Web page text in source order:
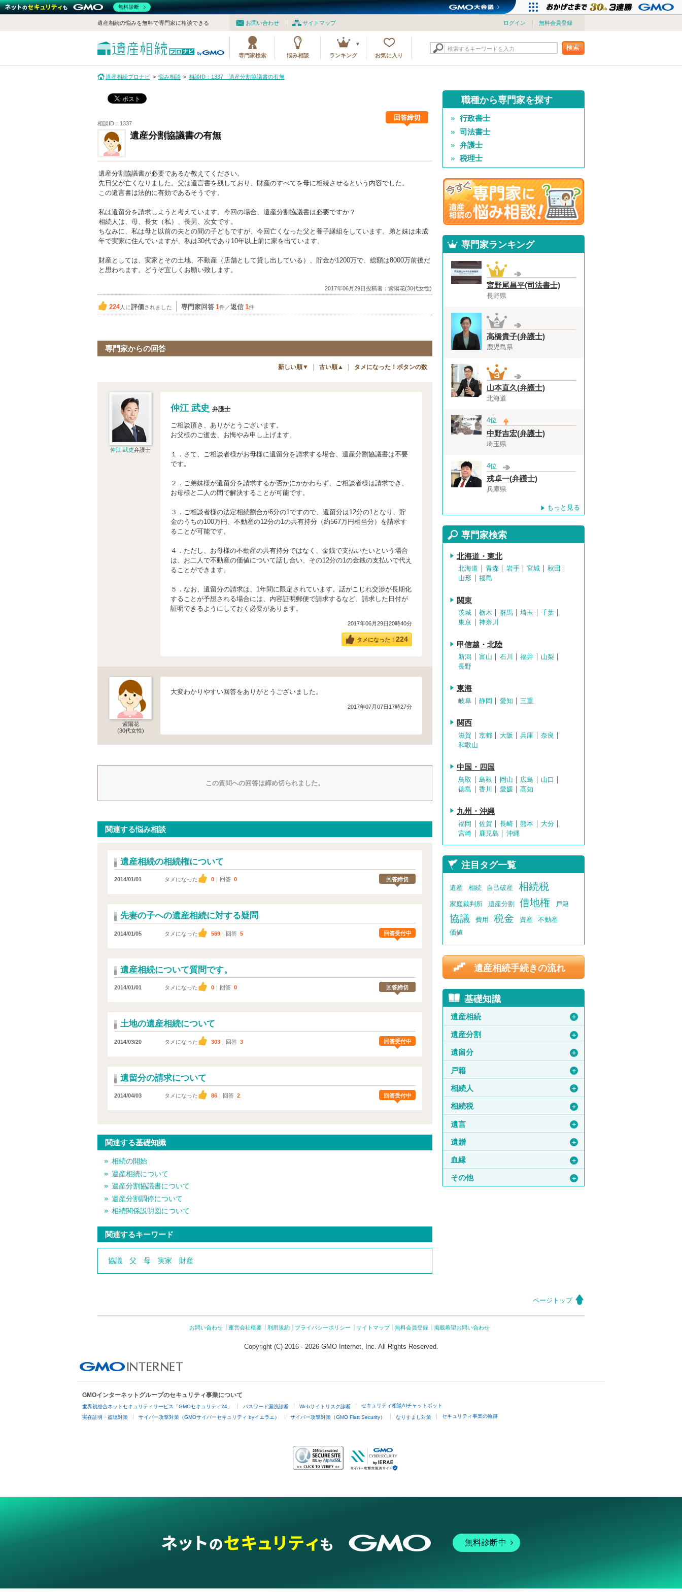
お問い合わせ サイトマップ ログイン 無料会員登録
遺産相続の悩みを無料で専門家に相談できる
専門家検索 悩み相談 ランキング お気に入り
検索するキーワードを入力 検索
遺産相続プロナビ 悩み相談 相談ID：1337 遺産分割協議書の有無
相談ID：1337
回答締切
遺産分割協議書の有無
遺産分割協議書が必要であるか教えてください。
先日父が亡くなりました。父は遺言書を残しており、財産のすべてを母に相続させるという内容でした。
この遺言書は法的に有効であるそうです。
私は遺留分を請求しようと考えています。今回の場合、遺産分割協議書は必要ですか？
相続人は、母、長女（私）、長男、次女です。
ちなみに、私は母と以前の夫との間の子どもですが、今回亡くなった父と養子縁組をしています。弟と妹は未成
年で実家に住んでいますが、私は30代であり10年以上前に家を出ています。
財産としては、実家とその土地、不動産（店舗として貸し出している）、貯金が1200万で、総額は8000万前後だ
と思われます。どうぞ宜しくお願い致します。
2017年06月29日投稿者：紫陽花(30代女性)
224人に評価されました 専門家回答 1件／返信 1件
専門家からの回答
新しい順▼ ｜ 古い順▲ ｜ タメになった！ボタンの数
仲江 武史弁護士
仲江 武史 弁護士
ご相談頂き、ありがとうございます。
お父様のご逝去、お悔やみ申し上げます。
１．さて、ご相談者様がお母様に遺留分を請求する場合、遺産分割協議書は不要
です。
２．ご弟妹様が遺留分を請求するか否かにかかわらず、ご相談者様は請求でき、
お母様と二人の間で解決することが可能です。
３．ご相談者様の法定相続割合が6分の1ですので、遺留分は12分の1となり、貯
金のうちの100万円、不動産の12分の1の共有持分（約567万円相当分）を請求す
ることが可能です。
４．ただし、お母様の不動産の共有持分ではなく、金銭で支払いたいという場合
は、お二人で不動産の価値について話し合い、その12分の1の金銭の支払いで代え
ることができます。
５．なお、遺留分の請求は、1年間に限定されています。話がこじれ交渉が長期化
することが予想される場合には、内容証明郵便で請求するなど、請求した日付が
証明できるようにしておく必要があります。
2017年06月29日20時40分
タメになった！224
紫陽花
(30代女性)
大変わかりやすい回答をありがとうございました。
2017年07月07日17時27分
この質問への回答は締め切られました。
関連する悩み相談
遺産相続の相続権について
2014/01/01 タメになった 0 ｜回答 0 回答締切
先妻の子への遺産相続に対する疑問
2014/01/05 タメになった 569 ｜回答 5 回答受付中
遺産相続について質問です。
2014/01/01 タメになった 0 ｜回答 0 回答締切
土地の遺産相続について
2014/03/20 タメになった 303 ｜回答 3 回答受付中
遺留分の請求について
2014/04/03 タメになった 86 ｜回答 2 回答受付中
関連する基礎知識
相続の開始
遺産相続について
遺産分割協議書について
遺産分割調停について
相続関係説明図について
関連するキーワード
協議 父 母 実家 財産
職種から専門家を探す
行政書士
司法書士
弁護士
税理士
専門家ランキング
宮野尾昌平(司法書士)
長野県
高橋貴子(弁護士)
鹿児島県
山本直久(弁護士)
北海道
4位
中野吉宏(弁護士)
埼玉県
4位
戎卓一(弁護士)
兵庫県
もっと見る
専門家検索
北海道・東北
北海道 青森 岩手 宮城
秋田
山形
福島
関東
茨城 栃木 群馬 埼玉
千葉
東京
神奈川
甲信越・北陸
新潟 富山 石川 福井
山梨
長野
東海
岐阜 静岡 愛知 三重
関西
滋賀 京都 大阪 兵庫
奈良
和歌山
中国・四国
鳥取 島根 岡山 広島
山口
徳島
香川 愛媛 高知
九州・沖縄
福岡 佐賀 長崎 熊本
大分
宮崎
鹿児島 沖縄
注目タグ一覧
遺産 相続 自己破産 相続税
家庭裁判所 遺産分割 借地権 戸籍
協議 費用 税金 資産
不動産
価値
遺産相続手続きの流れ
基礎知識
遺産相続 ＋
遺産分割 ＋
遺留分 ＋
戸籍 ＋
相続人 ＋
相続税 ＋
遺言 ＋
遺贈 ＋
血縁 ＋
その他 ＋
ページトップ
お問い合わせ 運営会社概要 利用規約 プライバシーポリシー サイトマップ 無料会員登録 掲載希望お問い合わせ
Copyright (C) 2016 - 2026 GMO Internet, Inc. All Rights Reserved.
GMOインターネットグループのセキュリティ事業について
世界初総合ネットセキュリティサービス「GMOセキュリティ24」 パスワード漏洩診断 Webサイトリスク診断 セキュリティ相談AIチャットボット
実在証明・盗聴対策 サイバー攻撃対策（GMOサイバーセキュリティ byイエラエ） サイバー攻撃対策（GMO Flatt Security） なりすまし対策 セキュリティ事業の軌跡
無料診断中
無料診断